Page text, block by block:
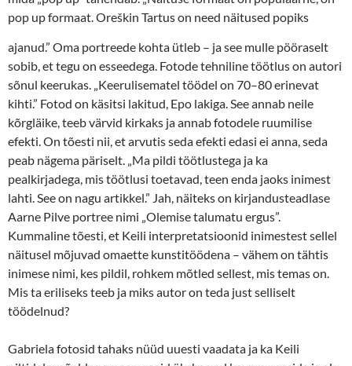
pop up formaat.Oreškin Tartus on need näitused popiks
ajanud.” Oma portreede kohta ütleb – ja see mulle pööraselt
sobib, et tegu on esseedega. Fotode tehniline töötlus on autori
sõnul keerukas. „Keerulisematel töödel on 70–80 erinevat
kihti.” Fotod on käsitsi lakitud, Epo lakiga. See annab neile
kõrgläike, teeb värvid kirkaks ja annab fotodele ruumilise
efekti. On tõesti nii, et arvutis seda efekti edasi ei anna, seda
peab nägema päriselt. „Ma pildi töötlustega ja ka
pealkirjadega, mis töötlusi toetavad, teen enda jaoks inimest
lahti. See on nagu artikkel.” Jah, näiteks on kirjandusteadlase
Aarne Pilve portree nimi „Olemise talumatu ergus”.
Kummaline tõesti, et Keili interpretatsioonid inimestest sellel
näitusel mõjuvad omaette kunstitöödena – vähem on tähtis
inimese nimi, kes pildil, rohkem mõtled sellest, mis temas on.
Mis ta eriliseks teeb ja miks autor on teda just selliselt
töödelnud?
Gabriela fotosid tahaks nüüd uuesti vaadata ja ka Keili